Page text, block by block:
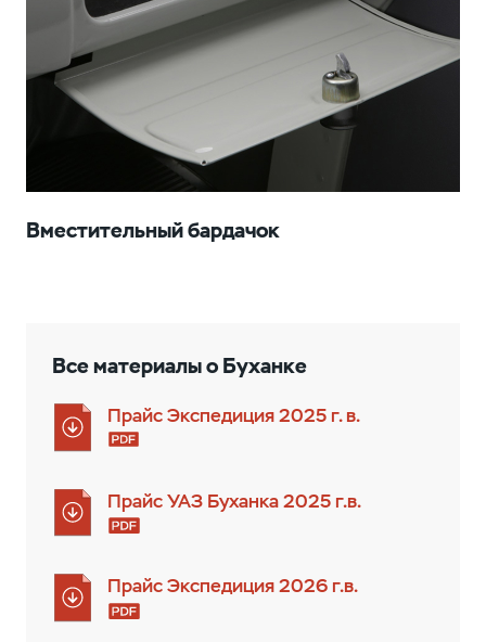
Вместительный бардачок
Все материалы о Буханке
Прайс Экспедиция 2025 г. в.
Прайс УАЗ Буханка 2025 г.в.
Прайс Экспедиция 2026 г.в.